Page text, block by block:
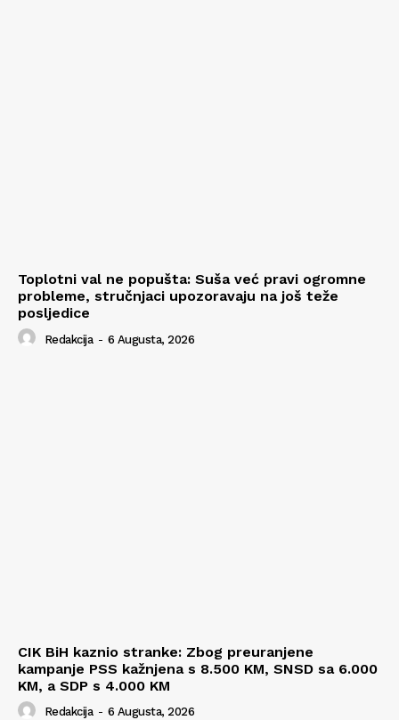
Toplotni val ne popušta: Suša već pravi ogromne
probleme, stručnjaci upozoravaju na još teže
posljedice
Redakcija - 6 Augusta, 2026
CIK BiH kaznio stranke: Zbog preuranjene
kampanje PSS kažnjena s 8.500 KM, SNSD sa 6.000
KM, a SDP s 4.000 KM
Redakcija - 6 Augusta, 2026